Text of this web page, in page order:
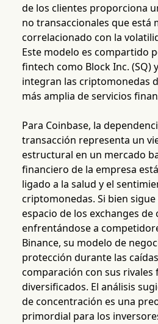
de los clientes proporciona
no transaccionales que está
correlacionado con la
Este modelo es compartido
fintech como Block Inc. (SQ)
integran las criptomonedas
más amplia de servicios
Para Coinbase, la
transacción representa un
estructural en un mercado
financiero de la empresa
ligado a la salud y el
criptomonedas. Si bien
espacio de los exchanges
enfrentándose a
Binance, su modelo de
protección durante las
comparación con sus rivales
diversificados. El análisis
de concentración es una
primordial para los